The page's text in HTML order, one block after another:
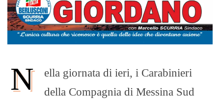
N
ella giornata di ieri, i Carabinieri
della Compagnia di Messina Sud